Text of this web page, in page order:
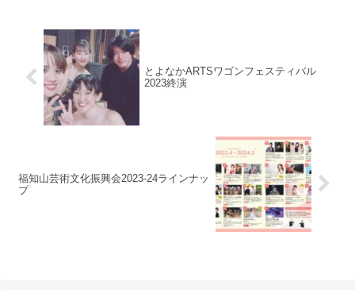
とよなかARTSワゴンフェスティバル
2023終演
福知山芸術文化振興会2023-24ラインナッ
プ